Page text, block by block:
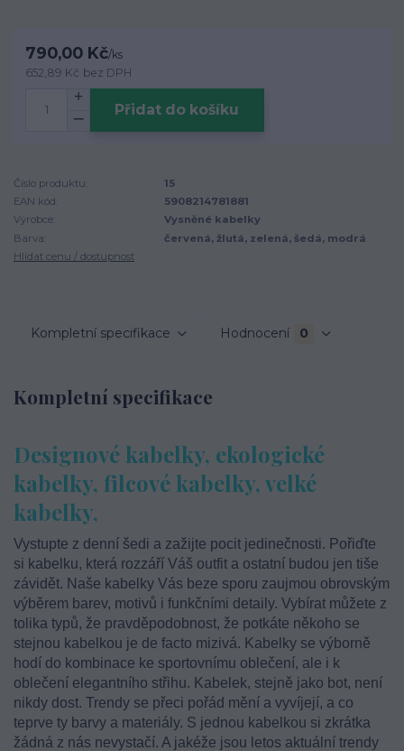
790,00 Kč/ks
652,89 Kč bez DPH
Přidat do košíku
Číslo produktu:
15
EAN kód:
5908214781881
Výrobce:
Vysněné kabelky
Barva:
červená, žlutá, zelená, šedá, modrá
Hlídat cenu / dostupnost
Kompletní specifikace Hodnocení 0
Kompletní specifikace
Designové kabelky, ekologické
kabelky, filcové kabelky, velké
kabelky,
Vystupte z denní šedi a zažijte pocit jedinečnosti. Pořiďte
si kabelku, která rozzáří Váš outfit a ostatní budou jen tiše
závidět. Naše kabelky Vás beze sporu zaujmou obrovským
výběrem barev, motivů i funkčními detaily. Vybírat můžete z
tolika typů, že pravděpodobnost, že potkáte někoho se
stejnou kabelkou je de facto mizivá. Kabelky se výborně
hodí do kombinace ke sportovnímu oblečení, ale i k
oblečení elegantního střihu. Kabelek, stejně jako bot, není
nikdy dost. Trendy se přeci pořád mění a vyvíjejí, a co
teprve ty barvy a materiály. S jednou kabelkou si zkrátka
žádná z nás nevystačí. A jakéže jsou letos aktuální trendy